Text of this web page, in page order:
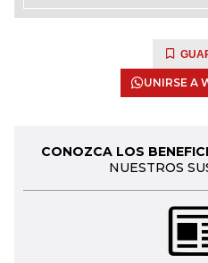
UNIRSE A
CONOZCA LOS
NUESTROS